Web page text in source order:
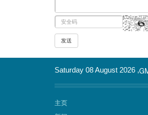
Saturday 08 August 2026 ,
主页